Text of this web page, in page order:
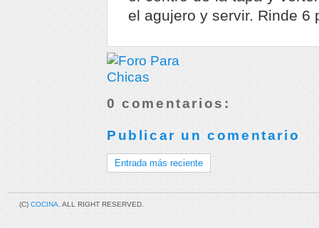
el agujero y servir. Rinde 6
0 comentarios:
Publicar un comentario
Entrada más reciente
(C) COCINA . ALL RIGHT RESERVED.